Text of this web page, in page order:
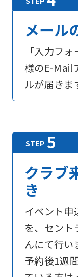
メール
「入力フ
様のE-Mail
ルが届きま
クラブ
き
イベント申
を、セン
んにて行い
予約後1週